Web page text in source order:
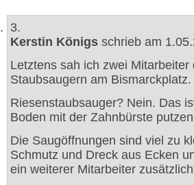
3.
Kerstin Königs schrieb am
Letztens sah ich zwei Mitarbeiter
Staubsaugern am Bismarckplatz.
Riesenstaubsauger? Nein. Das
Boden mit der Zahnbürste
Die Saugöffnungen sind viel zu
Schmutz und Dreck aus Ecken
ein weiterer Mitarbeiter